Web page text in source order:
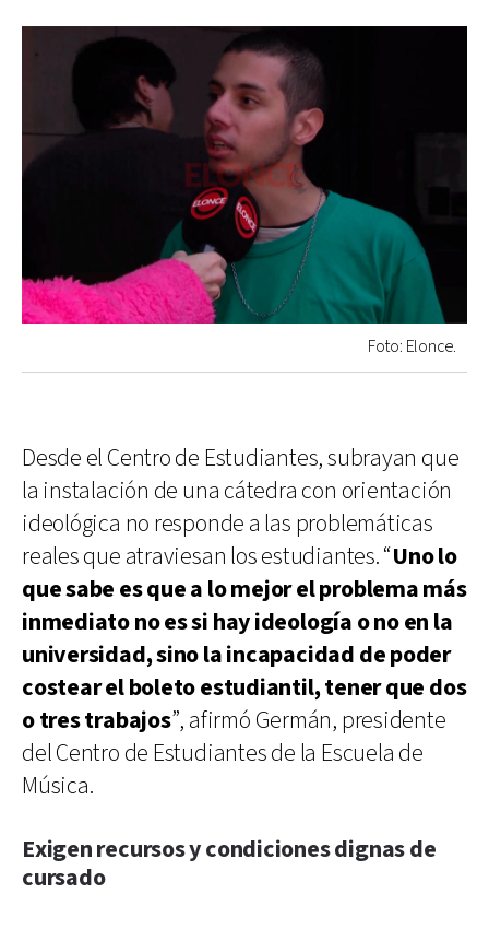
Foto: Elonce.
Desde el Centro de Estudiantes, subrayan que
la instalación de una cátedra con orientación
ideológica no responde a las problemáticas
reales que atraviesan los estudiantes. “Uno lo
que sabe es que a lo mejor el problema más
inmediato no es si hay ideología o no en la
universidad, sino la incapacidad de poder
costear el boleto estudiantil, tener que dos
o tres trabajos”, afirmó Germán, presidente
del Centro de Estudiantes de la Escuela de
Música.
Exigen recursos y condiciones dignas de
cursado